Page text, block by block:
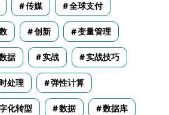
传媒 全球支付
创新 变量管理
据 实战 实战技巧
处理 弹性计算
化转型 数据 数据库